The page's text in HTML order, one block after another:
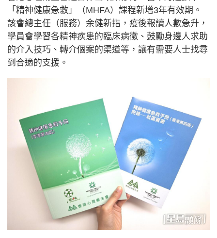
「精神健康急救」（MHFA）課程新增3年有效期。
該會總主任（服務）余健新指，疫後報讀人數急升，
學員會學習各精神疾患的臨床病徵、鼓勵身邊人求助
的介入技巧、轉介個案的渠道等，讓有需要人士找尋
到合適的支援。